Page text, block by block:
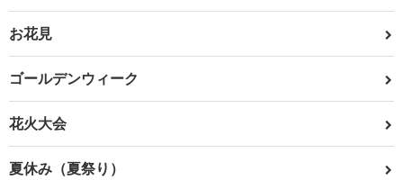
お花見
ゴールデンウィーク
花火大会
夏休み（夏祭り）